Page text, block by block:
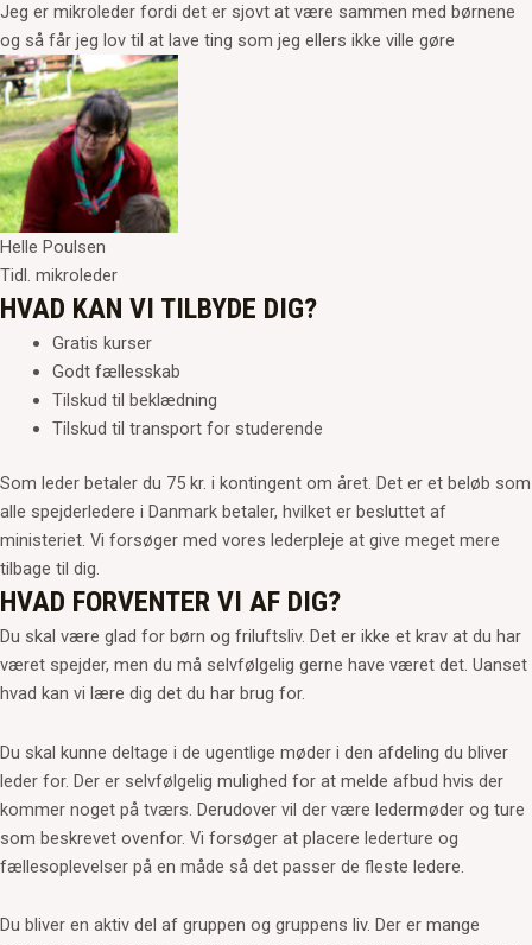
Jeg er mikroleder fordi det er sjovt at være sammen med børnene
og så får jeg lov til at lave ting som jeg ellers ikke ville gøre
Helle Poulsen
Tidl. mikroleder
HVAD KAN VI TILBYDE DIG?
Gratis kurser
Godt fællesskab
Tilskud til beklædning
Tilskud til transport for studerende
Som leder betaler du 75 kr. i kontingent om året. Det er et beløb som
alle spejderledere i Danmark betaler, hvilket er besluttet af
ministeriet. Vi forsøger med vores lederpleje at give meget mere
tilbage til dig.
HVAD FORVENTER VI AF DIG?
Du skal være glad for børn og friluftsliv. Det er ikke et krav at du har
været spejder, men du må selvfølgelig gerne have været det. Uanset
hvad kan vi lære dig det du har brug for.
Du skal kunne deltage i de ugentlige møder i den afdeling du bliver
leder for. Der er selvfølgelig mulighed for at melde afbud hvis der
kommer noget på tværs. Derudover vil der være ledermøder og ture
som beskrevet ovenfor. Vi forsøger at placere lederture og
fællesoplevelser på en måde så det passer de fleste ledere.
Du bliver en aktiv del af gruppen og gruppens liv. Der er mange